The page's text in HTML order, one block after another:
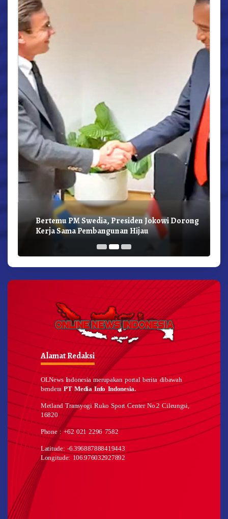
Bertemu PM Swedia, Presiden Jokowi Dorong
Kerja Sama Pembangunan Hijau
Alamat Redaksi
OLNews Indonesia merupakan portal berita dibawah
benderaPT Media Info Indonesia.
Metland Transyogi Ruko Sport Center No.2 Cileungsi,
16820
Phone : +62 021 2296 7582
Latitude: -6.396887888419443
Longitude: 106.976032927892